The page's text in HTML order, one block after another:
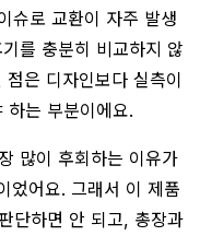
슈로 교환이 자주 발생
를 충분히 비교하지 않
은 디자인보다 실측이
하는 부분이에요.
많이 후회하는 이유가
었어요. 그래서 이 제품
단하면 안 되고, 총장과